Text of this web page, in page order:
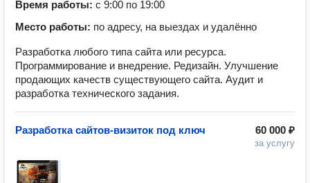
Время работы: с 9:00 по 19:00
Место работы: по адресу, на выездах и удалённо
Разработка любого типа сайта или ресурса.
Программирование и внедрение. Редизайн. Улучшение
продающих качеств существующего сайта. Аудит и
разработка технического задания.
60 000 ₽
за услугу
Разработка сайтов-визиток под ключ